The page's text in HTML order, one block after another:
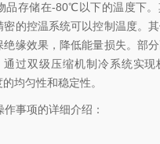
品存储在-80℃以下的温度下。
的控温系统可以控制温度。
缘效果，降低能量损失。部
过双级压缩机制冷系统实现
均匀性和稳定性。
作事项的详细介绍：